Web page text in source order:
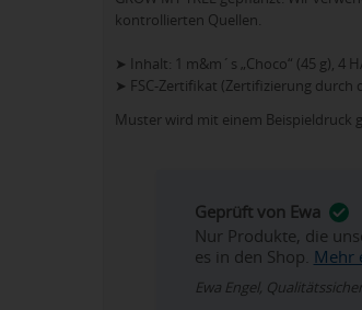
kontrollierten Quellen.
➤ Inhalt: 1 m&m´s „Choco“ (45 g), 4
➤ FSC-Zertifikat (Zertifizierung durch
Muster wird mit einem Beispieldruck
Geprüft von Ewa
Nur Produkte, die
es in den Shop. Mehr
Ewa Engel,